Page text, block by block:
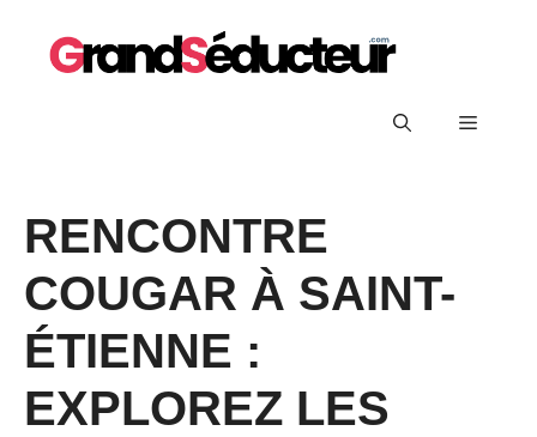
contenu
Menu
RENCONTRE
COUGAR À SAINT-
ÉTIENNE :
EXPLOREZ LES